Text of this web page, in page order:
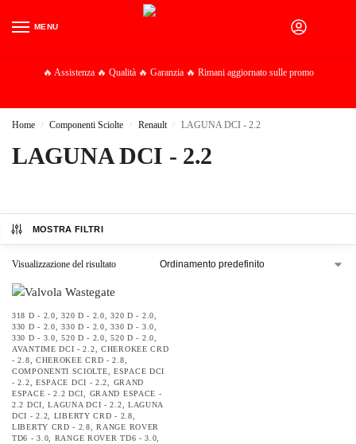
MENU
🔥 Assistenza 🔥 Qualità 🔥 Garanzia 🔥 Rimani aggiornato sulle promo
Home / Componenti Sciolte / Renault / LAGUNA DCI - 2.2
LAGUNA DCI - 2.2
MOSTRA FILTRI
Visualizzazione del risultato
318 D - 2.0 ,320 D - 2.0 ,320 D - 2.0
330 D - 2.0 ,330 D - 2.0 ,330 D - 3.0
330 D - 3.0 ,520 D - 2.0 ,520 D - 2.0
AVANTIME DCI - 2.2 ,CHEROKEE CRD
- 2.8
CHEROKEE CRD - 2.8
COMPONENTI SCIOLTE ,ESPACE DCI
- 2.2
ESPACE DCI - 2.2
GRAND
ESPACE - 2.2 DCI
GRAND ESPACE -
2.2 DCI ,LAGUNA DCI - 2.2
LAGUNA
DCI - 2.2
LIBERTY CRD - 2.8
LIBERTY CRD - 2.8 ,RANGE ROVER
TD6 - 3.0
RANGE ROVER TD6 - 3.0